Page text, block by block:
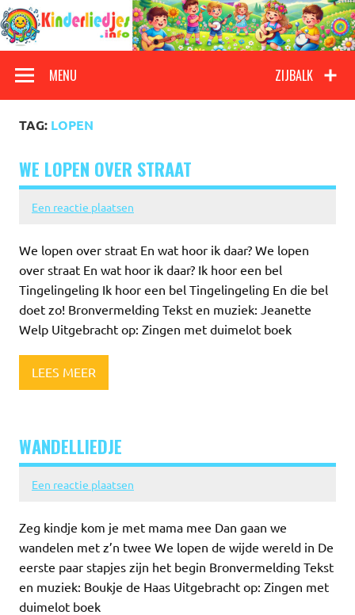
Doorgaan
naar
inhoud
Kinderliedjes
ZIJBALK
MENU
TAG: LOPEN
WE LOPEN OVER STRAAT
Een reactie plaatsen
We lopen over straat En wat hoor ik daar? We lopen
over straat En wat hoor ik daar? Ik hoor een bel
Tingelingeling Ik hoor een bel Tingelingeling En die bel
doet zo! Bronvermelding Tekst en muziek: Jeanette
Welp Uitgebracht op: Zingen met duimelot boek
LEES MEER
WANDELLIEDJE
Een reactie plaatsen
Zeg kindje kom je met mama mee Dan gaan we
wandelen met z’n twee We lopen de wijde wereld in De
eerste paar stapjes zijn het begin Bronvermelding Tekst
en muziek: Boukje de Haas Uitgebracht op: Zingen met
duimelot boek